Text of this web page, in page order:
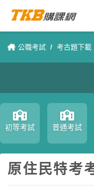
公職考試 / 考古題下載
初等考試 普通考試
原住民特考